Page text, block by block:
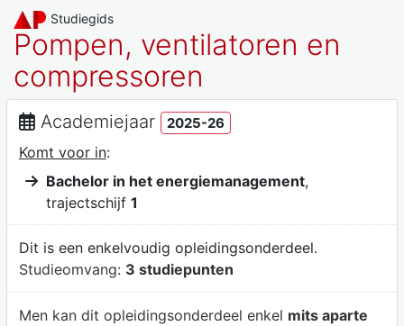
Studiegids
Pompen, ventilatoren en
compressoren
Academiejaar 2025-26
Komt voor in:
Bachelor in het energiemanagement,
trajectschijf 1
Dit is een enkelvoudig opleidingsonderdeel.
Studieomvang: 3 studiepunten
Men kan dit opleidingsonderdeel enkel mits aparte